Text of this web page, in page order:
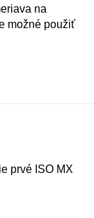
na
možné použiť
prvé ISO MX